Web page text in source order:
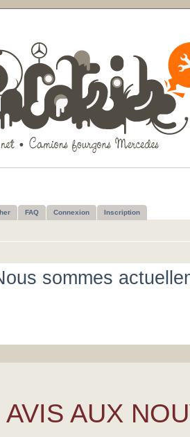
FAQ Connexion Inscription
sommes
AVIS AUX